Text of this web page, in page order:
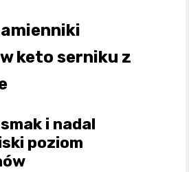
keto serniku z
i nadal
poziom